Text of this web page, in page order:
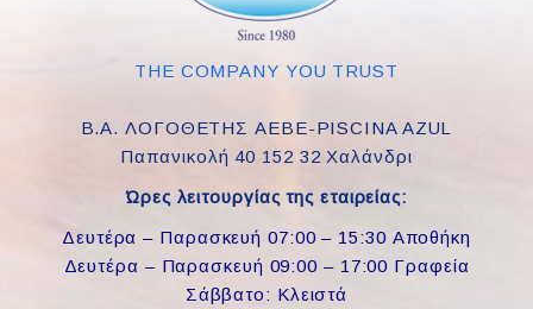
THE COMPANY YOU TRUST
Β.Α. ΛΟΓΟΘΕΤΗΣ ΑΕΒΕ-PISCINA AZUL
Παπανικολή 40 152 32 Χαλάνδρι
Ώρες λειτουργίας της εταιρείας:
Δευτέρα – Παρασκευή 07:00 – 15:30 Αποθήκη
Δευτέρα – Παρασκευή 09:00 – 17:00 Γραφεία
Σάββατο: Κλειστά